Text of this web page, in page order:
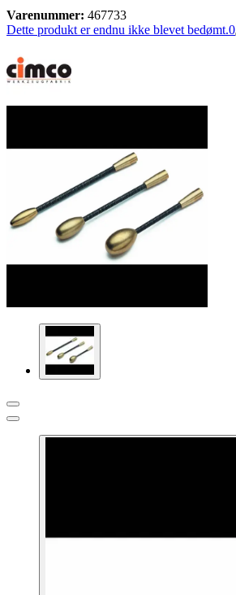
Varenummer: 467733
Dette produkt er endnu ikke blevet bedømt.0